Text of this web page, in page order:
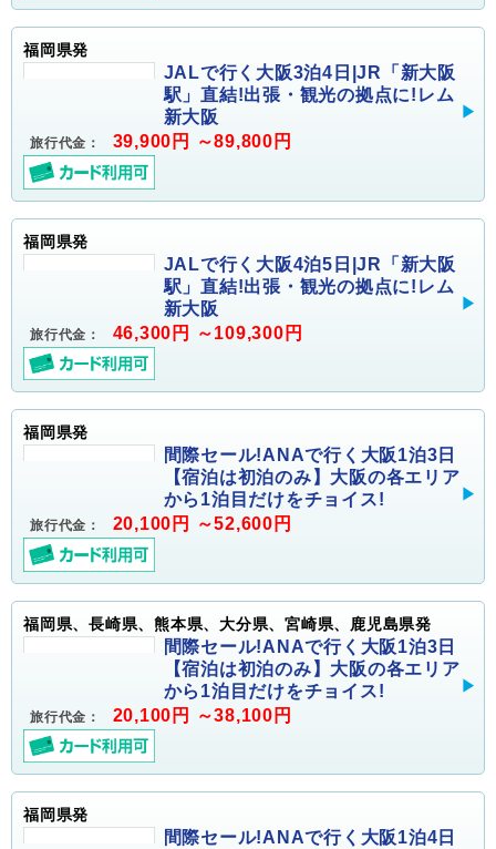
福岡県発
JALで行く大阪3泊4日|JR「新大阪
駅」直結!出張・観光の拠点に!レム
新大阪
旅行代金： 39,900円 ～89,800円
福岡県発
JALで行く大阪4泊5日|JR「新大阪
駅」直結!出張・観光の拠点に!レム
新大阪
旅行代金： 46,300円 ～109,300円
福岡県発
間際セール!ANAで行く大阪1泊3日
【宿泊は初泊のみ】大阪の各エリア
から1泊目だけをチョイス!
旅行代金： 20,100円 ～52,600円
福岡県、長崎県、熊本県、大分県、宮崎県、鹿児島県発
間際セール!ANAで行く大阪1泊3日
【宿泊は初泊のみ】大阪の各エリア
から1泊目だけをチョイス!
旅行代金： 20,100円 ～38,100円
福岡県発
間際セール!ANAで行く大阪1泊4日